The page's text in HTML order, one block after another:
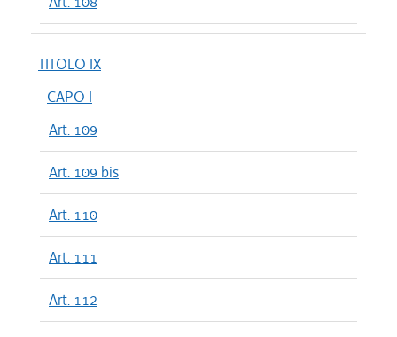
TITOLO IX
CAPO I
Art. 109
Art. 109 bis
Art. 110
Art. 111
Art. 112